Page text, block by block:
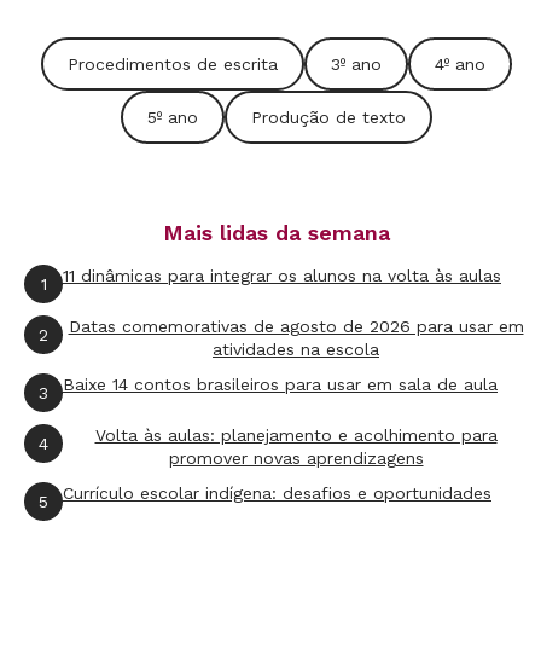
Procedimentos de escrita 3º ano 4º ano
5º ano Produção de texto
Mais lidas da semana
1 11 dinâmicas para integrar os alunos na volta às aulas
2
Datas comemorativas de agosto de 2026 para usar em
atividades na escola
3 Baixe 14 contos brasileiros para usar em sala de aula
4
Volta às aulas: planejamento e acolhimento para
promover novas aprendizagens
5 Currículo escolar indígena: desafios e oportunidades